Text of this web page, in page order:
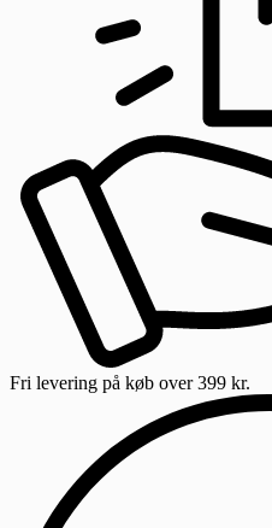
Fri levering på køb over 399 kr.